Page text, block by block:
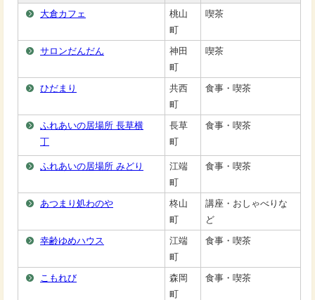
大倉カフェ
桃山
町
喫茶
サロンだんだん
神田
町
喫茶
ひだまり
共西
町
食事・喫茶
ふれあいの居場所 長草横
丁
長草
町
食事・喫茶
ふれあいの居場所 みどり
江端
町
食事・喫茶
あつまり処わのや
柊山
町
講座・おしゃべりな
ど
幸齢ゆめハウス
江端
町
食事・喫茶
こもれび
森岡
町
食事・喫茶